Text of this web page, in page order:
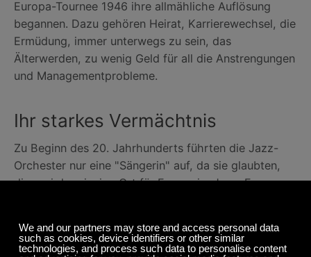
Europa-Tournee 1946 ihre allmähliche Auflösung
begannen. Dazu gehören Heirat, Karrierewechsel, die
Ermüdung, immer unterwegs zu sein, das
Älterwerden, zu wenig Geld für all die Anstrengungen
und Managementprobleme.
Ihr starkes Vermächtnis
Zu Beginn des 20. Jahrhunderts führten die Jazz-
Orchester nur eine "Sängerin" auf, da sie glaubten,
dies sei der einzige Ort für Frauen im Jazz. Frauen
Doch The International Sweethearts of Rhythm